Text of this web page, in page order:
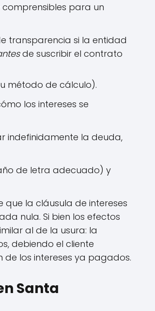
para un
transparencia si la entidad
de suscribir el contrato
método de cálculo).
los intereses se
indefinidamente la deuda,
de letra adecuado) y
que la cláusula de intereses
nula. Si bien los efectos
al de la usura: la
debiendo el cliente
los intereses ya pagados.
Santa